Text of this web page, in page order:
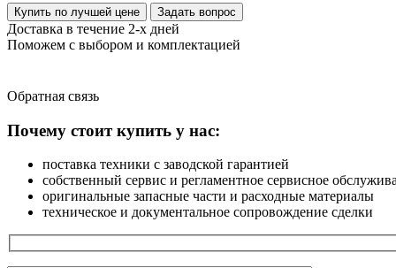
Купить по лучшей цене Задать вопрос
Доставка в течение 2-х дней
Поможем с выбором и комплектацией
Обратная связь
Почему стоит купить у нас:
поставка техники с заводской гарантией
собственный сервис и регламентное сервисное
оригинальные запасные части и расходные материалы
техническое и документальное сопровождение сделки